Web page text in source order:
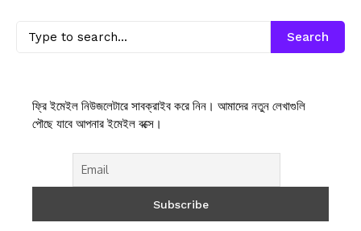
Search
ফ্রি ইমেইল নিউজলেটারে সাবক্রাইব করে নিন। আমাদের নতুন লেখাগুলি
পৌছে যাবে আপনার ইমেইল বক্সে।